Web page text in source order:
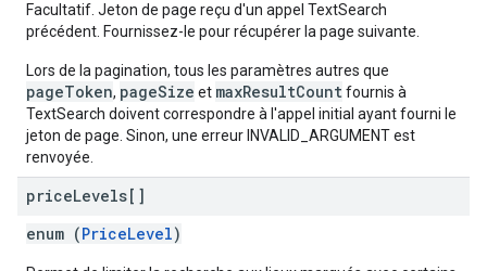
Facultatif. Jeton de page reçu d'un appel TextSearch
précédent. Fournissez-le pour récupérer la page suivante.
Lors de la pagination, tous les paramètres autres que
pageToken, pageSize et maxResultCountfournis à
TextSearch doivent correspondre à l'appel initial ayant fourni le
jeton de page. Sinon, une erreur INVALID_ARGUMENT est
renvoyée.
priceLevels[]
enum (PriceLevel)